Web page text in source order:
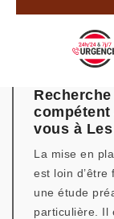
compétent
vous à
La mise en
est loin d’être
une étude
particulière. Il